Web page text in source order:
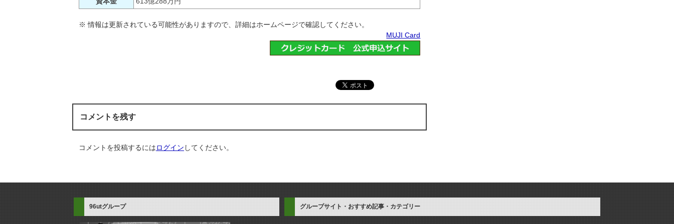
※ 情報は更新されている可能性がありますので、詳細はホームページで確認してください。
MUJI Card
コメントを残す
コメントを投稿するにはログイン してください。
96utグループ グループサイト・おすすめ記事・カテゴリー